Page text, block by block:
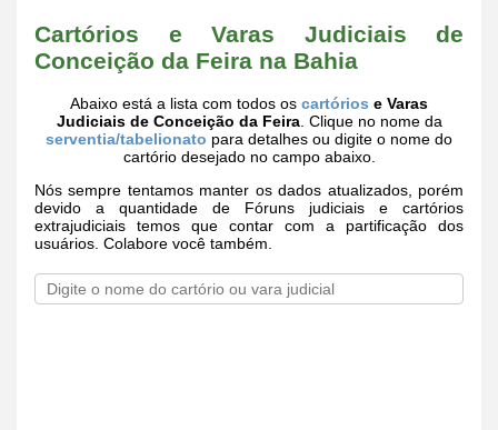
Cartórios e Varas Judiciais de
Conceição da Feira na Bahia
Abaixo está a lista com todos os cartórios e Varas
Judiciais de Conceição da Feira. Clique no nome da
serventia/tabelionato para detalhes ou digite o nome do
cartório desejado no campo abaixo.
Nós sempre tentamos manter os dados atualizados, porém
devido a quantidade de Fóruns judiciais e cartórios
extrajudiciais temos que contar com a partificação dos
usuários. Colabore você também.